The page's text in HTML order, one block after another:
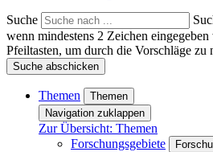
Suche
wenn mindestens 2 Zeichen
Pfeiltasten, um durch die Vorschläge zu
Suche abschicken
Themen
Themen
Navigation zuklappen
Zur Übersicht: Themen
Forschungsgebiete